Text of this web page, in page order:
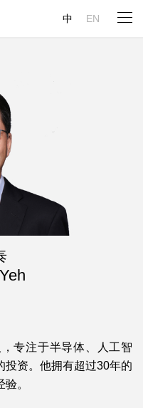
中 EN
专注于半导体、人工智
投资。他拥有超过30年的
。